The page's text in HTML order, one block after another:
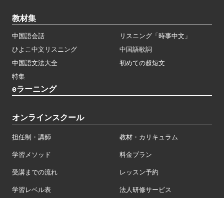
教材集
中国語会話
リスニング「時事中文」
ひよこ中文リスニング
中国語歌詞
中国語文法大全
初めての超短文
特集
eラーニング
オンラインスクール
担任制・講師 教材・カリキュラム
学習メソッド 料金プラン
受講までの流れ レッスン予約
学習レベル表 法人研修サービス